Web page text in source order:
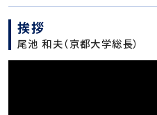
挨拶
尾池 和夫（京都大学総長）